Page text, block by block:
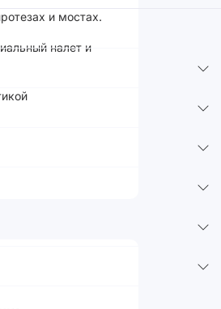
и мостах.
налет и